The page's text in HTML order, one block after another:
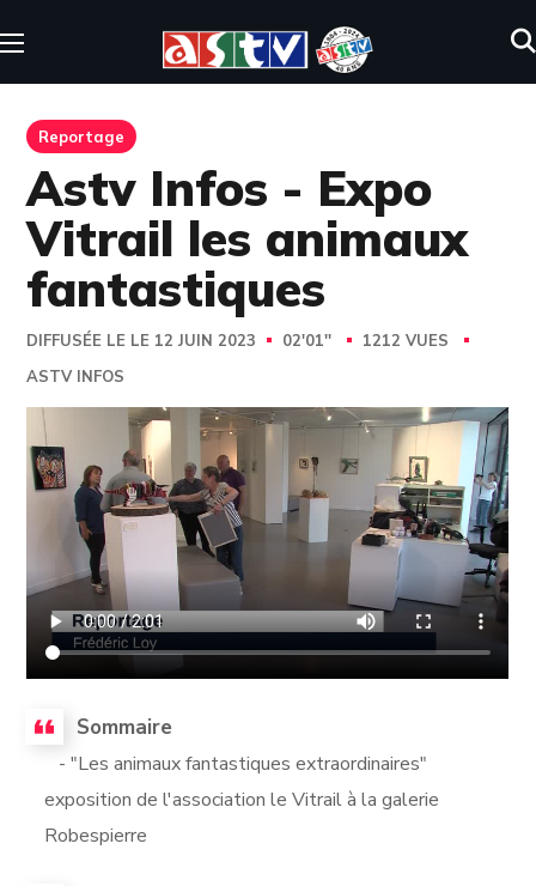
Reportage
Astv Infos - Expo
Vitrail les animaux
fantastiques
DIFFUSÉE LE LE 12 JUIN 2023 02'01''
1212 VUES
ASTV INFOS
Sommaire
- "Les animaux fantastiques extraordinaires"
exposition de l'association le Vitrail à la galerie
Robespierre